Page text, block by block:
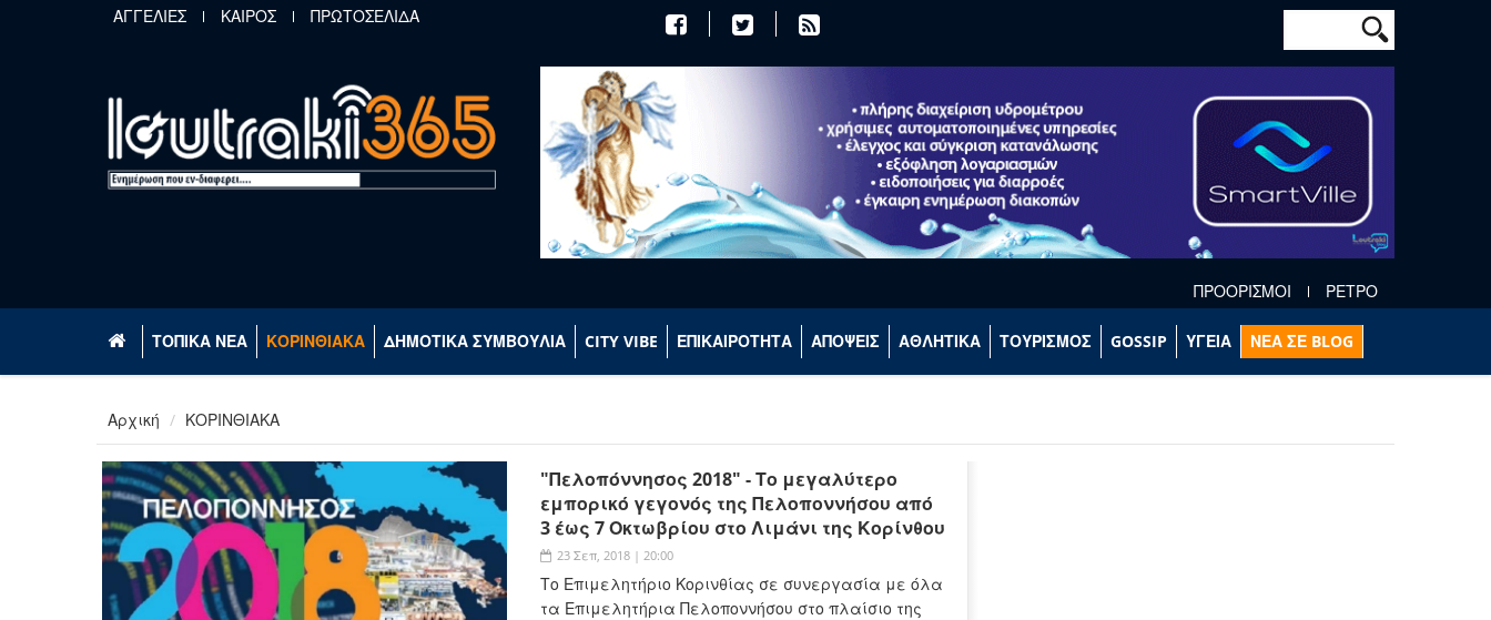
Παράκαμψη προς το κυρίως περιεχόμενο
ΑΓΓΕΛΙΕΣ ΚΑΙΡΟΣ ΠΡΩΤΟΣΕΛΙΔΑ Φόρμα
Αναζήτηση
ΠΡΟΟΡΙΣΜΟΙ ΡΕΤΡΟ
ΤΟΠΙΚΑ ΝΕΑ ΚΟΡΙΝΘΙΑΚΑ ΔΗΜΟΤΙΚΑ ΣΥΜΒΟΥΛΙΑ CITY VIBE ΕΠΙΚΑΙΡΟΤΗΤΑ ΑΠΟΨΕΙΣ ΑΘΛΗΤΙΚΑ ΤΟΥΡΙΣΜΟΣ GOSSIP ΥΓΕΙΑ ΝΕΑ ΣΕ BLOG
Αρχική ΚΟΡΙΝΘΙΑΚΑ
"Πελοπόννησος 2018" - Το μεγαλύτερο
εμπορικό γεγονός της Πελοποννήσου από
3 έως 7 Οκτωβρίου στο Λιμάνι της Κορίνθου
23 Σεπ, 2018 | 20:00
Το Επιμελητήριο Κορινθίας σε συνεργασία με όλα
τα Επιμελητήρια Πελοποννήσου στο πλαίσιο της